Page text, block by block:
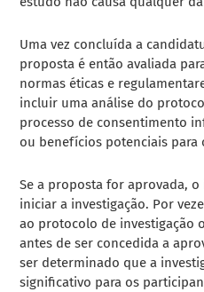
Uma vez concluída a
proposta é então avaliada
normas éticas e
incluir uma análise do
processo de consentimento
ou benefícios potenciais para
Se a proposta for aprovada,
iniciar a investigação. Por
ao protocolo de investigação
antes de ser concedida a
ser determinado que a
significativo para os